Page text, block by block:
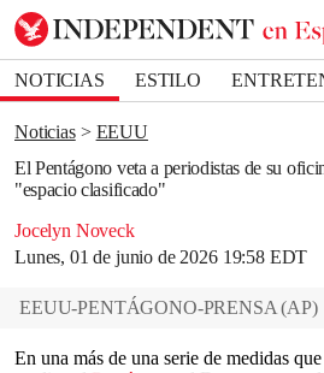
NOTICIAS ESTILO
DEPORTES
Noticias
EEUU
El Pentágono veta a periodistas de su
"espacio clasificado"
Jocelyn Noveck
Lunes, 01 de junio de 2026 19:58 EDT
Bookmark popover
Removed from bookmarks
Close popover
EEUU-PENTÁGONO-PRENSA (AP)
En una más de una serie de medidas